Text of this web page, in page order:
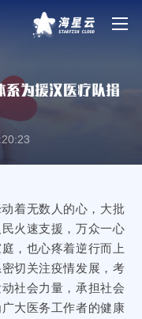
为援汉医疗队捐
着无数人的心，大批
火速支援，万众一心
，也心疼着逆行而上
切关注疫情发展，考
社会力量，承担社会
大医务工作者的健康